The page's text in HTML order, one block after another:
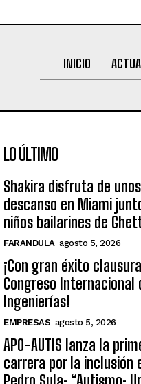
INICIO
LO ÚLTIMO
Shakira disfruta de
descanso en Miami
niños bailarines de
FARANDULA agosto 5, 2026
¡Con gran éxito
Congreso Internacional
Ingenierías!
EMPRESAS agosto 5, 2026
APO-AUTIS lanza la
carrera por la inclusión